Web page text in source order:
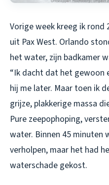
Vorige week kreeg ik rond
uit Pax West. Orlando
het water, zijn badkamer
“Ik dacht dat het gewoon
hij me later. Maar toen ik
grijze, plakkerige massa
Pure zeepophoping,
water. Binnen 45 minuten
verholpen, maar het had
waterschade gekost.